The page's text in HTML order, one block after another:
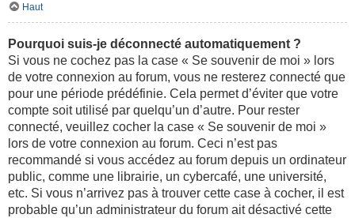
Haut
Pourquoi suis-je déconnecté automatiquement ?
Si vous ne cochez pas la case « Se souvenir de moi » lors
de votre connexion au forum, vous ne resterez connecté que
pour une période prédéfinie. Cela permet d’éviter que votre
compte soit utilisé par quelqu’un d’autre. Pour rester
connecté, veuillez cocher la case « Se souvenir de moi »
lors de votre connexion au forum. Ceci n’est pas
recommandé si vous accédez au forum depuis un ordinateur
public, comme une librairie, un cybercafé, une université,
etc. Si vous n’arrivez pas à trouver cette case à cocher, il est
probable qu’un administrateur du forum ait désactivé cette